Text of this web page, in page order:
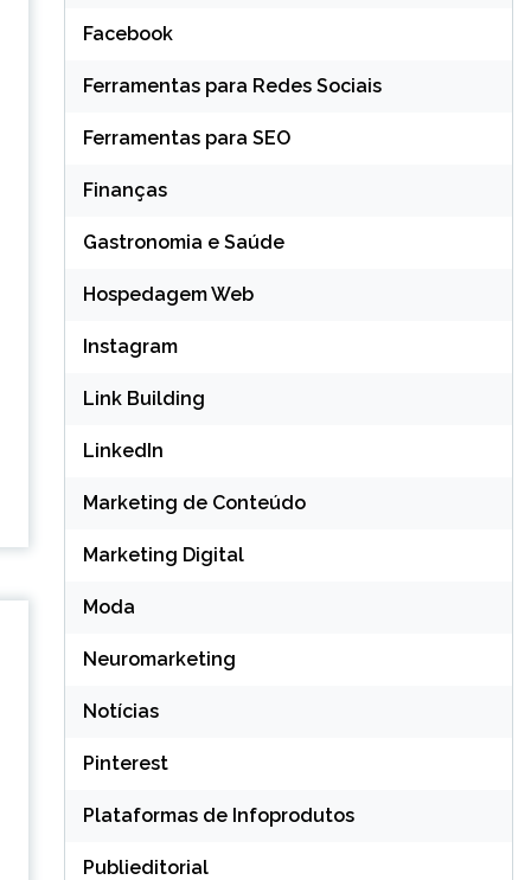
Facebook
Ferramentas para Redes Sociais
Ferramentas para SEO
Finanças
Gastronomia e Saúde
Hospedagem Web
Instagram
Link Building
LinkedIn
Marketing de Conteúdo
Marketing Digital
Moda
Neuromarketing
Notícias
Pinterest
Plataformas de Infoprodutos
Publieditorial